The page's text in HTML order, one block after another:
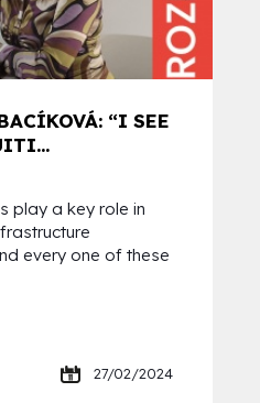
“I SEE
play a key role in
every one of these
27/02/2024